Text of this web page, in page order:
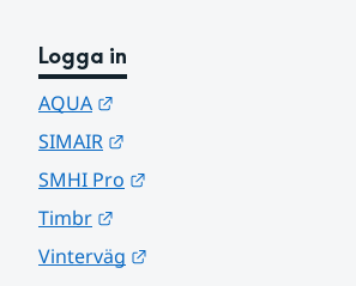
Logga in
AQUA
SIMAIR
SMHI Pro
Timbr
Vinterväg